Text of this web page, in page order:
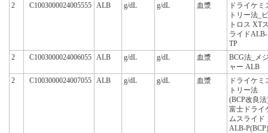
2
C1003000024005555 ALB g/dL g/dL 血漿
ドライケミ
トリー法_ビ
トロス XT
ライドALB-
TP
2
C1003000024006055 ALB g/dL g/dL 血漿
BCG法_メ
ャー ALB
2
C1003000024007055 ALB g/dL g/dL 血漿
ドライケミ
トリー法
(BCP改良法
富士ドライ
ムスライド
ALB-P(BCP)